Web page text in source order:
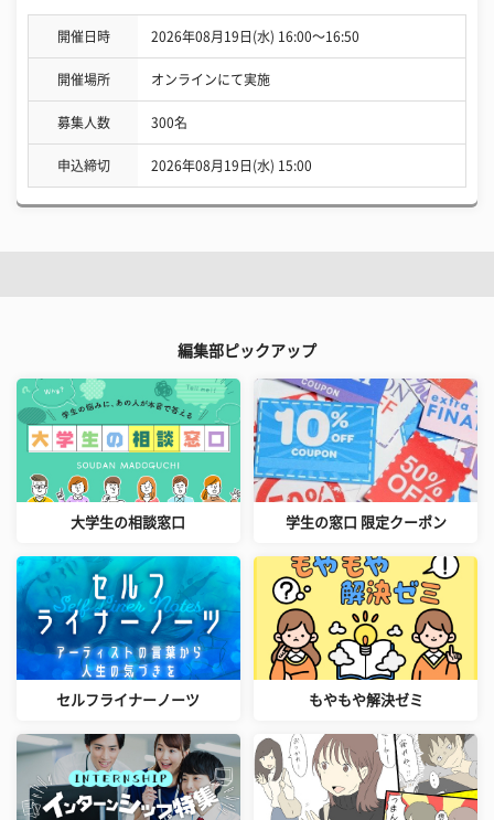
開催日時 2026年08月19日(水) 16:00〜16:50
開催場所 オンラインにて実施
募集人数 300名
申込締切 2026年08月19日(水) 15:00
編集部ピックアップ
大学生の相談窓口 学生の窓口 限定クーポン
セルフライナーノーツ もやもや解決ゼミ